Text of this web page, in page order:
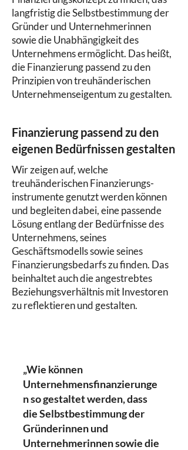
langfristig die Selbstbestimmung der
Gründer und Unternehmerinnen
sowie die Unabhängigkeit des
Unternehmens ermöglicht. Das heißt,
die Finanzierung passend zu den
Prinzipien von treuhänderischen
Unternehmenseigentum zu gestalten.
Finanzierung passend zu den
eigenen Bedürfnissen gestalten
Wir zeigen auf, welche
treuhänderischen Finanzierungs-
instrumente genutzt werden können
und begleiten dabei, eine passende
Lösung entlang der Bedürfnisse des
Unternehmens, seines
Geschäftsmodells sowie seines
Finanzierungsbedarfs zu finden. Das
beinhaltet auch die angestrebtes
Beziehungsverhältnis mit Investoren
zu reflektieren und gestalten.
„Wie können
Unternehmensfinanzierunge
n so gestaltet werden, dass
die Selbstbestimmung der
Gründerinnen und
Unternehmerinnen sowie die